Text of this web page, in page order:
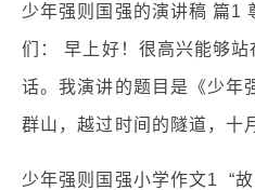
少年强则国强的演讲稿 篇1
们： 早上好！很高兴能够
话。我演讲的题目是《少年
群山，越过时间的隧道，十
少年强则国强小学作文1 “